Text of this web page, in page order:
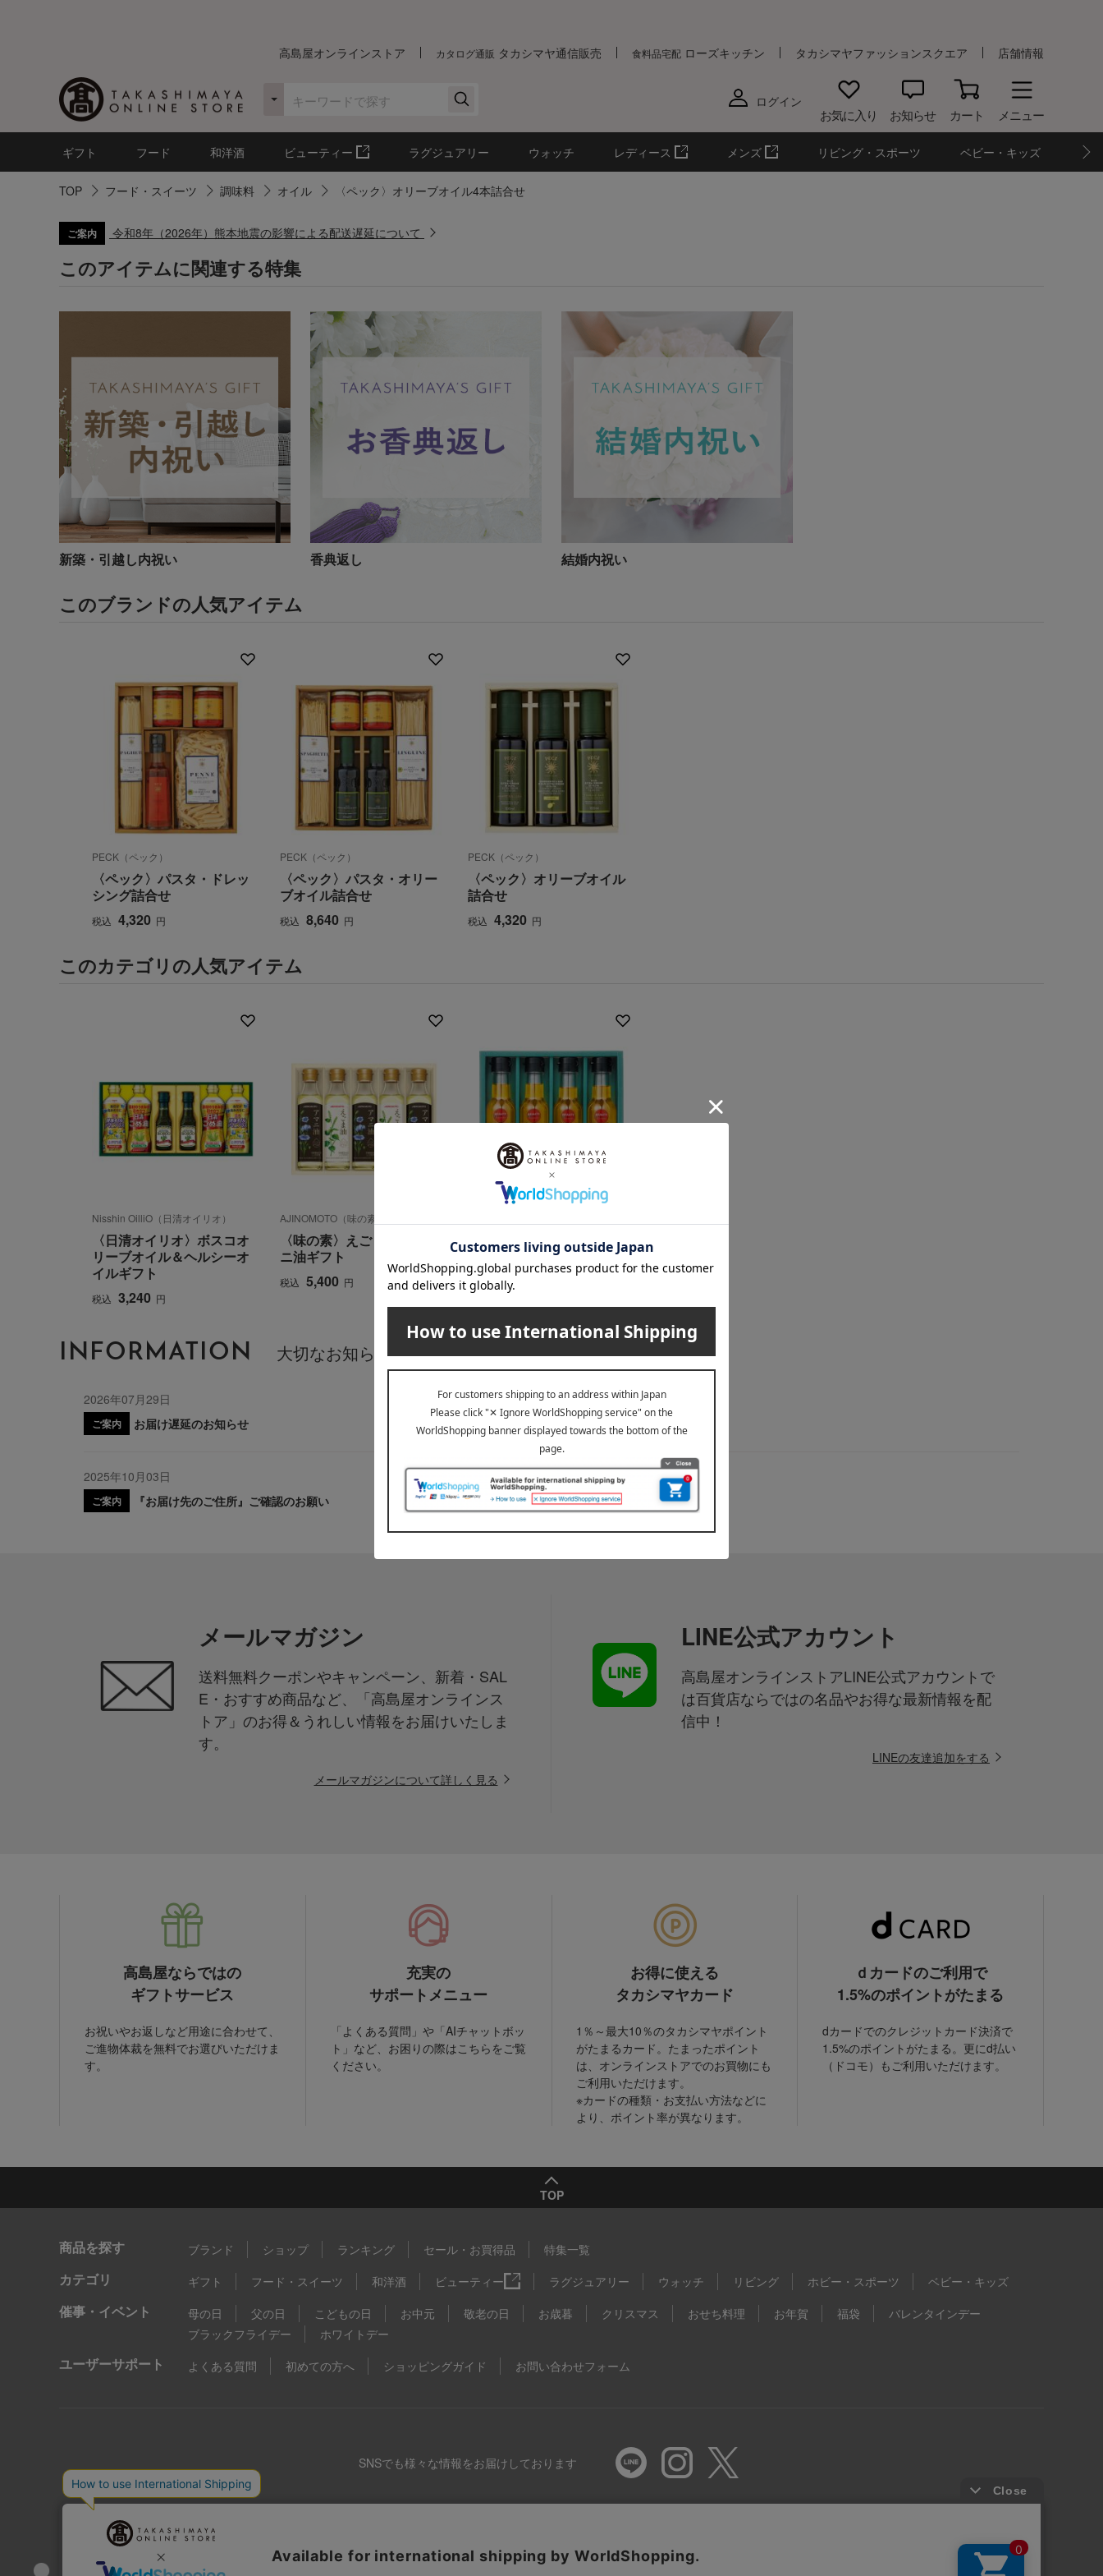
高島屋オンラインストア カタログ通販 タカシマヤ通信販売 食料品宅配 ローズキッチン タカシマヤファッションスクエア 店舗情報
ログイン
お気に入り お知らせ カート メニュー
ギフト フード 和洋酒 ビューティー ラグジュアリー ウォッチ レディース メンズ リビング・スポーツ ベビー・キッズ
TOP フード・スイーツ 調味料 オイル 〈ペック〉オリーブオイル4本詰合せ
ご案内 令和8年（2026年）熊本地震の影響による配送遅延について
このアイテムに関連する特集
新築・引越し内祝い 香典返し 結婚内祝い
このブランドの人気アイテム
PECK（ペック）
〈ペック〉パスタ・ドレッ
シング詰合せ
税込 4,320 円
PECK（ペック）
〈ペック〉パスタ・オリー
ブオイル詰合せ
税込 8,640 円
PECK（ペック）
〈ペック〉オリーブオイル
詰合せ
税込 4,320 円
このカテゴリの人気アイテム
Nisshin OilliO（日清オイリオ）
〈日清オイリオ〉ボスコオ
リーブオイル＆ヘルシーオ
イルギフト
税込 3,240 円
AJINOMOTO（味の素）
〈味の素〉えごま油＆アマ
ニ油ギフト
税込 5,400 円
〈タカシマヤ〉世界3産地E
XVオリーブオイル詰合せ
税込 4,320
INFORMATION 大切なお知らせ
2026年07月29日
ご案内 お届け遅延のお知らせ
2025年10月03日
ご案内 『お届け先のご住所』ご確認のお願い
メールマガジン
送料無料クーポンやキャンペーン、新着・SAL
E・おすすめ商品など、「高島屋オンラインス
トア」のお得＆うれしい情報をお届けいたしま
す。
メールマガジンについて詳しく見る
LINE公式アカウント
高島屋オンラインストアLINE公式アカウントで
は百貨店ならではの名品やお得な最新情報を配
信中！
LINEの友達追加をする
高島屋ならではの
ギフトサービス
お祝いやお返しなど用途に合わせて、
ご進物体裁を無料でお選びいただけま
す。
充実の
サポートメニュー
「よくある質問」や「AIチャットボッ
ト」など、お困りの際はこちらをご覧
ください。
お得に使える
タカシマヤカード
1％～最大10％のタカシマヤポイント
がたまるカード。たまったポイント
は、オンラインストアでのお買物にも
ご利用いただけます。
※カードの種類・お支払い方法などに
より、ポイント率が異なります。
ｄカードのご利用で
1.5%のポイントがたまる
dカードでのクレジットカード決済で
1.5%のポイントがたまる。更にd払い
（ドコモ）もご利用いただけます。
TOP
商品を探す ブランド ショップ ランキング セール・お買得品 特集一覧
カテゴリ ギフト フード・スイーツ 和洋酒 ビューティー ラグジュアリー ウォッチ リビング ホビー・スポーツ ベビー・キッズ
催事・イベント 母の日 父の日 こどもの日 お中元 敬老の日 お歳暮 クリスマス おせち料理 お年賀 福袋
バレンタインデー
ブラックフライデー
ホワイトデー
ユーザーサポート よくある質問 初めての方へ ショッピングガイド お問い合わせフォーム
SNSでも様々な情報をお届けしております
特定商取引法に基づく表示 プライバシーポリシー